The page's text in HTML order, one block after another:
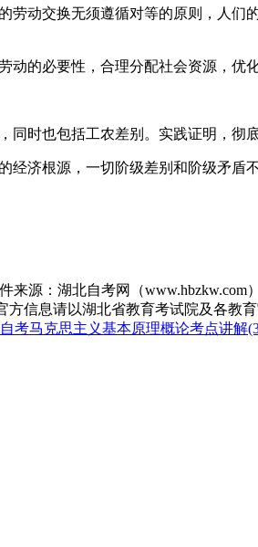
动交换无须遵循对等的原则，人们
的必要性，合理分配社会资源，优
时也包括工农差别。实践证明，彻
济根源，一切阶级差别和阶级矛
源：湖北自考网（www.hbzkw.com
信息请以湖北省教育考试院及各教育
考马克思主义基本原理概论考点讲解